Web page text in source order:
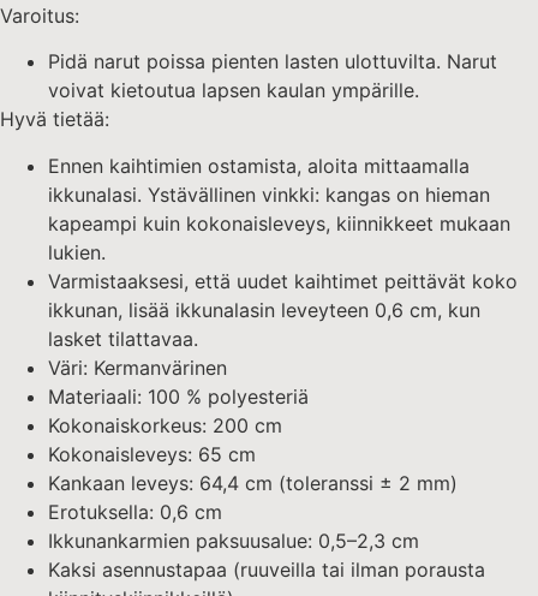
Varoitus:
Pidä narut poissa pienten lasten ulottuvilta. Narut
voivat kietoutua lapsen kaulan ympärille.
Hyvä tietää:
Ennen kaihtimien ostamista, aloita mittaamalla
ikkunalasi. Ystävällinen vinkki: kangas on hieman
kapeampi kuin kokonaisleveys, kiinnikkeet mukaan
lukien.
Varmistaaksesi, että uudet kaihtimet peittävät koko
ikkunan, lisää ikkunalasin leveyteen 0,6 cm, kun
lasket tilattavaa.
Väri: Kermanvärinen
Materiaali: 100 % polyesteriä
Kokonaiskorkeus: 200 cm
Kokonaisleveys: 65 cm
Kankaan leveys: 64,4 cm (toleranssi ± 2 mm)
Erotuksella: 0,6 cm
Ikkunankarmien paksuusalue: 0,5–2,3 cm
Kaksi asennustapaa (ruuveilla tai ilman porausta